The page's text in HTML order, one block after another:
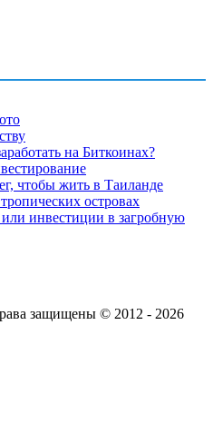
на Биткоинах?
чтобы жить в Таиланде
островах
инвестиции в загробную
защищены © 2012 - 2026